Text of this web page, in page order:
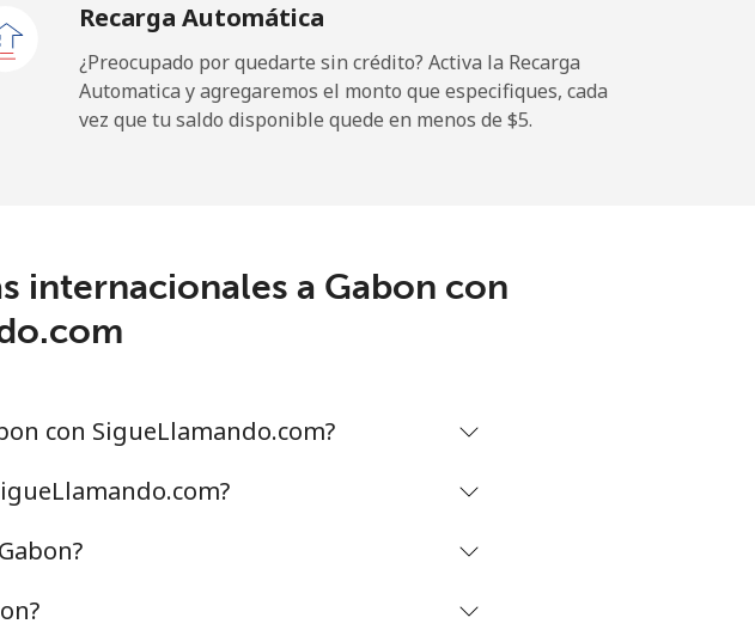
34 min por ⁦$10⁩
1428 min por ⁦$10⁩
112 min por ⁦$10⁩
Recarga Automática
¿Preocupado por quedarte sin crédito? Activa la Recarga
Automatica y agregaremos el monto que especifiques, cada
vez que tu saldo disponible quede en menos de ⁦$5⁩.
internacionales a Gabon con
con SigueLlamando.com?